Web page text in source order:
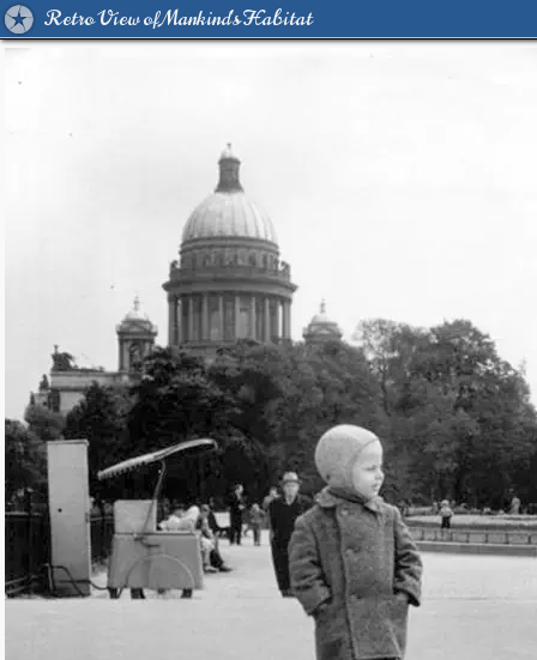
Retro View of Mankind's Habitat